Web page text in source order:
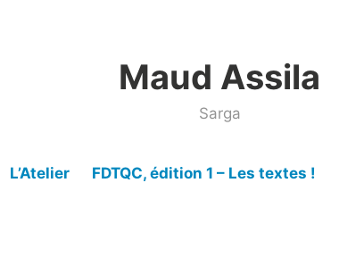
Maud Assila
Sarga
L’Atelier FDTQC, édition 1 – Les textes !